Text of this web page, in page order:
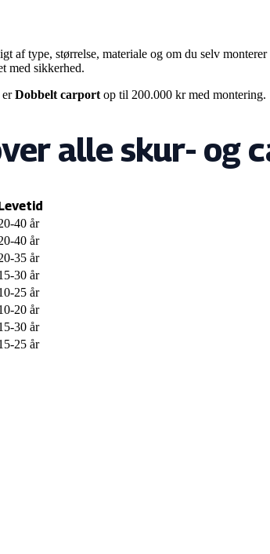
af type, størrelse, materiale og om du selv
med sikkerhed.
er Dobbelt carport op til 200.000 kr med montering.
alle skur- og
40 år
40 år
35 år
30 år
25 år
20 år
30 år
25 år